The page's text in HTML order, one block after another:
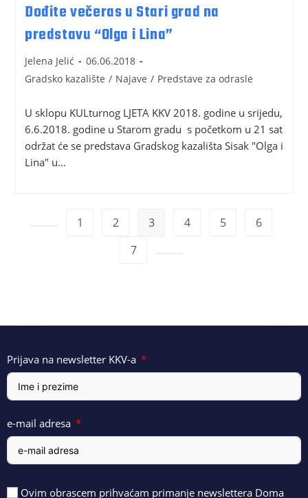
Dođite večeras u Stari grad na
predstavu “Olga i Lina”
Jelena Jelić
06.06.2018
Gradsko kazalište / Najave / Predstave za odrasle
U sklopu KULturnog LJETA KKV 2018. godine u srijedu,
6.6.2018. godine u Starom gradu s početkom u 21 sat
održat će se predstava Gradskog kazališta Sisak "Olga i
Lina" u…
1 2 3 4 5
6
7
Prijava na newsletter KKV-a
e-mail adresa
Ovim obrascem prihvaćam primanje newslettera Doma